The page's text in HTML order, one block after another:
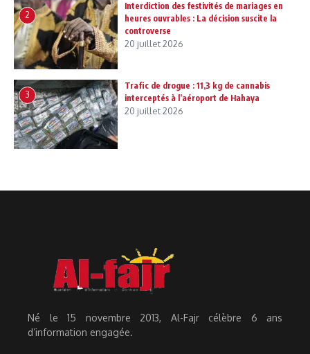
2
Interdiction des festivités de mariages en
heures ouvrables : La décision suscite la
controverse
20 juillet 2026
3
Trafic de drogue : 11,3 kg de cannabis
interceptés à l’aéroport de Hahaya
20 juillet 2026
Né le 15 novembre 2013, Al-Fajr célèbre 6 ans
d’information engagée.